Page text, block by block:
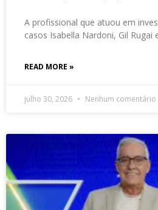
A profissional que atuou em
casos Isabella Nardoni, Gil Rugai
READ MORE »
julho 30, 2026 Nenhum comentário